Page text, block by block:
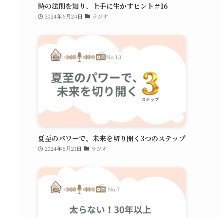
時の法則を知り、上手に生かすヒント＃16
2024年6月24日 ラジオ
夏至のパワーで、未来を切り開く3つのステップ
2024年6月21日 ラジオ